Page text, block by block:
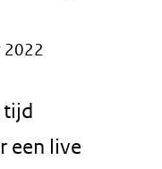
2022
tijd
een live